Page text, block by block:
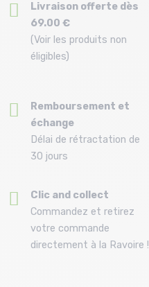
Livraison offerte dès
69.00 €
(Voir les produits non
éligibles)
Remboursement et
échange
Délai de rétractation de
30 jours
Clic and collect
Commandez et retirez
votre commande
directement à la Ravoire !